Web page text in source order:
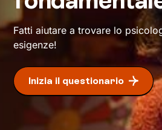
Fatti aiutare a trovare lo
esigenze!
Inizia il questionario